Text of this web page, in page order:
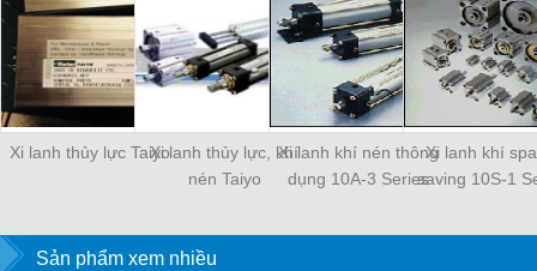
Xi lanh thủy lực TaiyoXi lanh thủy lực, khí
nén Taiyo
Xi lanh khí nén thông
dụng 10A-3 Series
Xi lanh khí
saving 10S-1
Sản phẩm xem nhiều